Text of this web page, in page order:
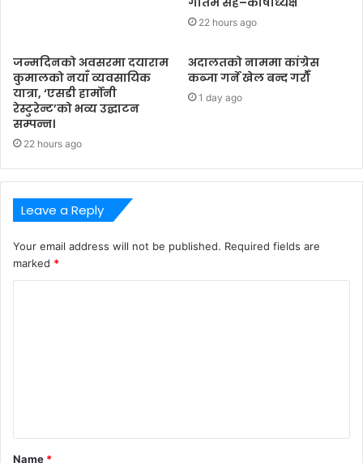
22 hours ago
जन्मदिनको अवसरमा दयाराम
कुमालको नयाँ व्यवसायिक
यात्रा, ‘एसडी हार्मोनी
रेस्टुरेन्ट’को भव्य उद्घाटन
सम्पन्न।
22 hours ago
अदालतको नाममा कांग्रेस
कब्जा गर्ने खेल बन्द गरौँ
1 day ago
Leave a Reply
Your email address will not be published. Required fields are
marked *
t
Name *